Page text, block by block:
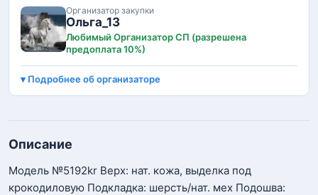
Организатор закупки
Ольга_13
Любимый Организатор СП (разрешена
предоплата 10%)
Подробнее об организаторе
Описание
Модель №5192kr Верх: нат. кожа, выделка под
крокодиловую Подкладка: шерсть/нат. мех Подошва: